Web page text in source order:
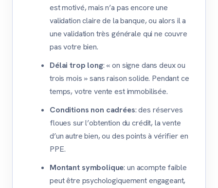
est motivé, mais n’a pas encore une
validation claire de la banque, ou alors il a
une validation très générale qui ne couvre
pas votre bien.
Délai trop long: « on signe dans deux ou
trois mois » sans raison solide. Pendant ce
temps, votre vente est immobilisée.
Conditions non cadrées: des réserves
floues sur l’obtention du crédit, la vente
d’un autre bien, ou des points à vérifier en
PPE.
Montant symbolique: un acompte faible
peut être psychologiquement engageant,